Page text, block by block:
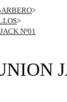
>
>
Nº01